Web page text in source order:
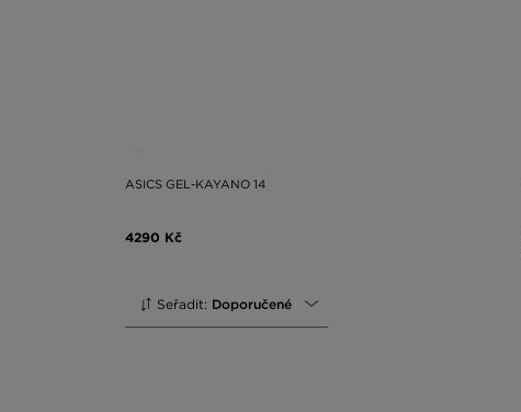
ASICS GEL-KAYANO 14
4290 Kč
Seřadit: Doporučené